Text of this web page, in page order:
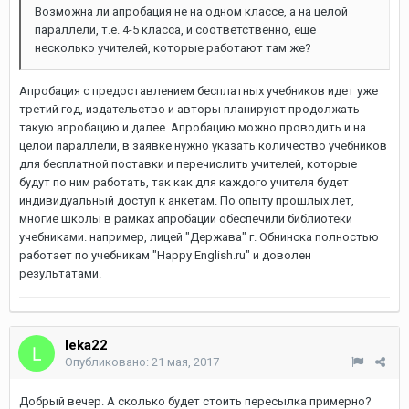
Возможна ли апробация не на одном классе, а на целой
параллели, т.е. 4-5 класса, и соответственно, еще
несколько учителей, которые работают там же?
Апробация с предоставлением бесплатных учебников идет уже
третий год, издательство и авторы планируют продолжать
такую апробацию и далее. Апробацию можно проводить и на
целой параллели, в заявке нужно указать количество учебников
для бесплатной поставки и перечислить учителей, которые
будут по ним работать, так как для каждого учителя будет
индивидуальный доступ к анкетам. По опыту прошлых лет,
многие школы в рамках апробации обеспечили библиотеки
учебниками. например, лицей "Держава" г. Обнинска полностью
работает по учебникам "Happy English.ru" и доволен
результатами.
leka22
Опубликовано: 21 мая, 2017
Добрый вечер. А сколько будет стоить пересылка примерно?